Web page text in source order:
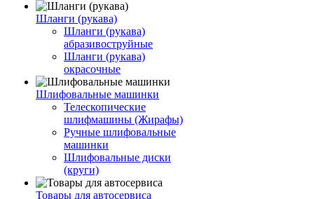
Шланги (рукава)
Шланги (рукава)
абразивоструйные
Шланги (рукава)
окрасочные
Шлифовальные машинки
Телескопические
шлифмашины (Жирафы)
Ручные шлифовальные
машинки
Шлифовальные диски
(круги)
Товары для автосервиса